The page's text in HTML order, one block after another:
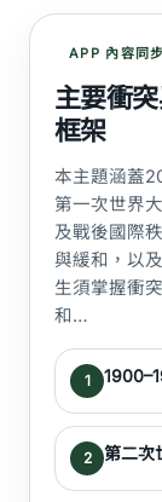
APP 內容同步
主要衝
框架
本主題涵蓋
第一次世界
及戰後國際
與緩和，以
生須掌握衝
和…
1
2 第二次